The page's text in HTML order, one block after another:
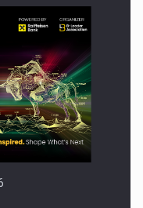
reincep sa intre pe…